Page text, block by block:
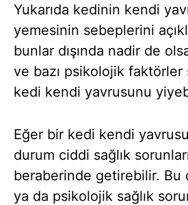
Yukarıda kedinin kendi
yemesinin sebeplerini
bunlar dışında nadir de
ve bazı psikolojik
kedi kendi yavrusunu
Eğer bir kedi kendi
durum ciddi sağlık
beraberinde getirebilir. Bu
ya da psikolojik sağlık